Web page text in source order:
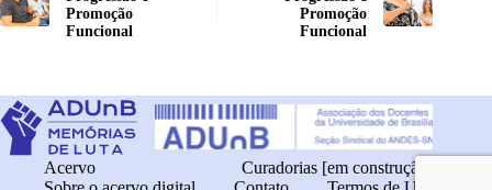
Promoção
Funcional
Promoção
Funcional
Acervo
Curadorias [em construção]